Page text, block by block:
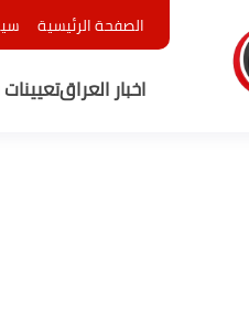
الصفحة الرئيسية
اخبار العراق